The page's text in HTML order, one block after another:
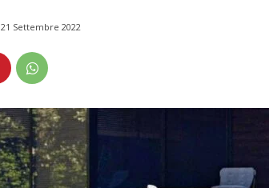
21 Settembre 2022